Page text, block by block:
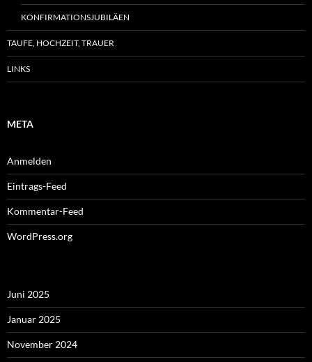
KONFIRMATIONSJUBILÄEN
TAUFE, HOCHZEIT, TRAUER
LINKS
META
Anmelden
Eintrags-Feed
Kommentar-Feed
WordPress.org
Juni 2025
Januar 2025
November 2024